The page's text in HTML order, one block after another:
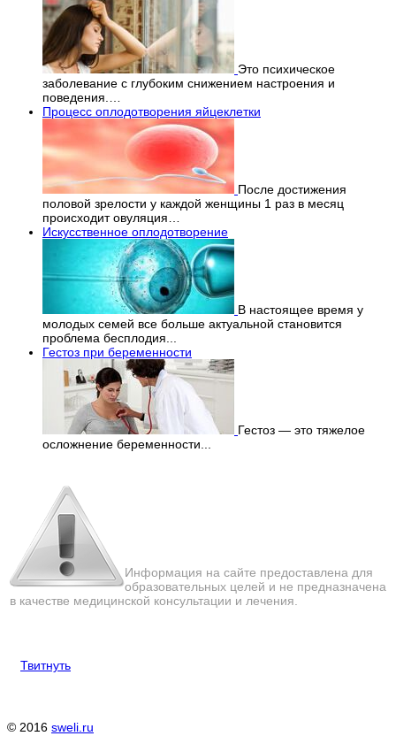
Это психическое
заболевание с глубоким снижением настроения и
поведения.…
Процесс оплодотворения яйцеклетки
После достижения
половой зрелости у каждой женщины 1 раз в месяц
происходит овуляция…
Искусственное оплодотворение
В настоящее время у
молодых семей все больше актуальной становится
проблема бесплодия...
Гестоз при беременности
Гестоз — это тяжелое
осложнение беременности...
Информация на сайте предоставлена для
образовательных целей и не предназначена
в качестве медицинской консультации и лечения.
Твитнуть
© 2016 sweli.ru